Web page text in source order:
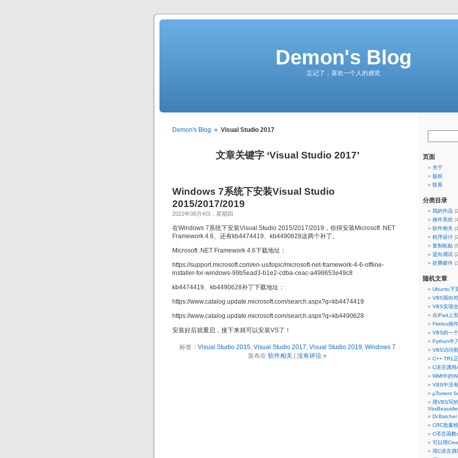
Demon's Blog
忘记了，喜欢一个人的感觉
Demon's Blog » Visual Studio 2017
文章关键字 ‘Visual Studio 2017’
Windows 7系统下安装Visual Studio
2015/2017/2019
2022年08月4日，星期四
在Windows 7系统下安装Visual Studio 2015/2017/2019，你得安装Microsoft .NET
Framework 4.6、还有kb4474419、kb4490628这两个补丁。
Microsoft .NET Framework 4.6下载地址：
https://support.microsoft.com/en-us/topic/microsoft-net-framework-4-6-offline-
installer-for-windows-99b5ead3-b1e2-cdba-ceac-a498653e49c8
kb4474419、kb4490628补丁下载地址：
https://www.catalog.update.microsoft.com/search.aspx?q=kb4474419
https://www.catalog.update.microsoft.com/search.aspx?q=kb4490628
安装好后就重启，接下来就可以安装VS了！
标签： Visual Studio 2015, Visual Studio 2017, Visual Studio 2019, Windows 7
发布在 软件相关 没有评论 »
页面
关于
版权
联系
分类目录
我的作品
操作系统
软件相关
程序设计
复制粘贴
逆向调试
折腾硬件
随机文章
Ubuntu下
VBS面向
VBS实现
在iPad上
Firefox插
VBS的一
Python牛
VBS访问
C++ TR1
C语言调用
WMI中的
VBS中没
µTorrent
用VBS写
CRC批量
C语言函数
可以用
用C语言调